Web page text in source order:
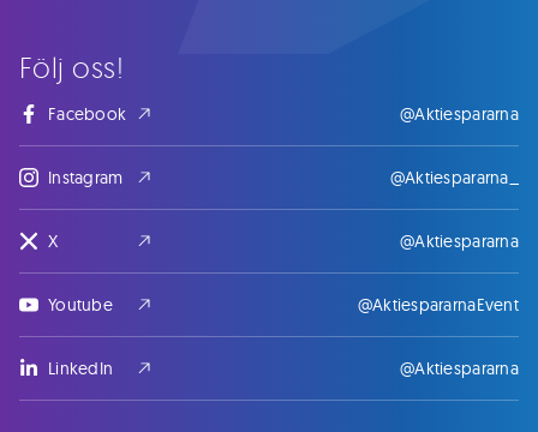
Följ oss!
Facebook @Aktiespararna
Instagram @Aktiespararna_
X @Aktiespararna
Youtube @AktiespararnaEvent
LinkedIn @Aktiespararna